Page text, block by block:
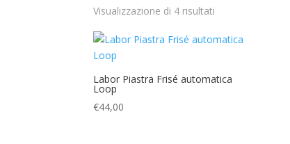
Visualizzazione di 4 risultati
Labor Piastra Frisé automatica
Loop
€44,00